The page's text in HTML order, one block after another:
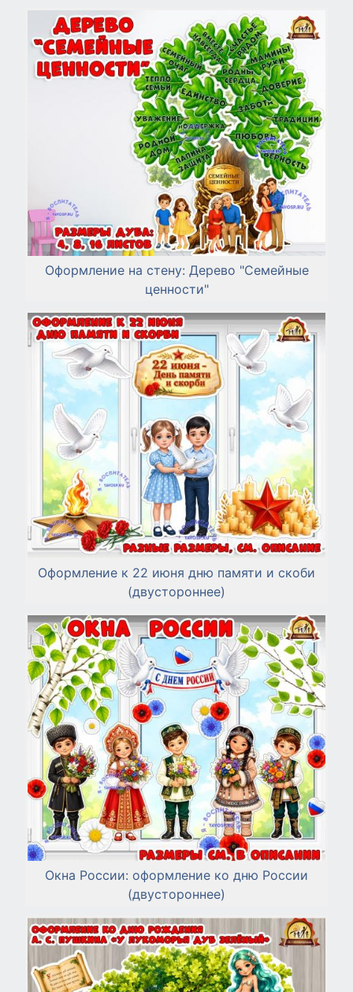
Оформление на стену: Дерево "Семейные
ценности"
Оформление к 22 июня дню памяти и скоби
(двустороннее)
Окна России: оформление ко дню России
(двустороннее)